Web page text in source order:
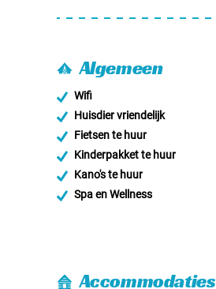
Algemeen
Wifi
Huisdier vriendelijk
Fietsen te huur
Kinderpakket te huur
Kano's te huur
Spa en Wellness
Accommodaties